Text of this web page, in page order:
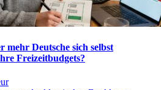
mehr Deutsche sich selbst
Freizeitbudgets?